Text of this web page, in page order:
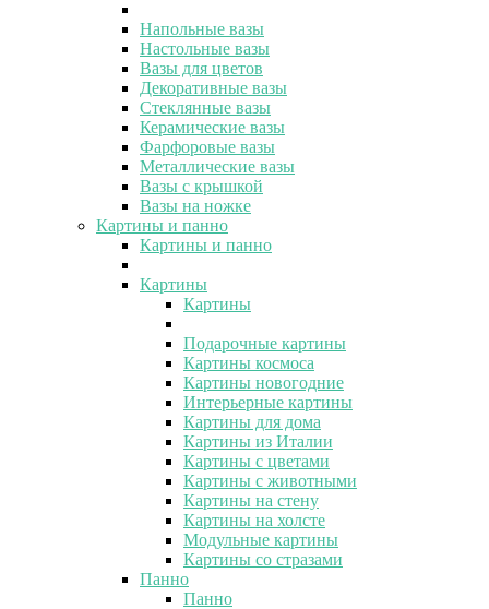
Напольные вазы
Настольные вазы
Вазы для цветов
Декоративные вазы
Стеклянные вазы
Керамические вазы
Фарфоровые вазы
Металлические вазы
Вазы с крышкой
Вазы на ножке
Картины и панно
Картины и панно
Картины
Картины
Подарочные картины
Картины космоса
Картины новогодние
Интерьерные картины
Картины для дома
Картины из Италии
Картины с цветами
Картины с животными
Картины на стену
Картины на холсте
Модульные картины
Картины со стразами
Панно
Панно